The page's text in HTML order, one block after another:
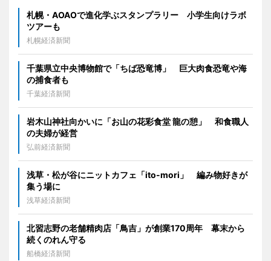
札幌・AOAOで進化学ぶスタンプラリー 小学生向けラボ
ツアーも
札幌経済新聞
千葉県立中央博物館で「ちば恐竜博」 巨大肉食恐竜や海
の捕食者も
千葉経済新聞
岩木山神社向かいに「お山の花彩食堂 龍の憩」 和食職人
の夫婦が経営
弘前経済新聞
浅草・松が谷にニットカフェ「ito-mori」 編み物好きが
集う場に
浅草経済新聞
北習志野の老舗精肉店「鳥吉」が創業170周年 幕末から
続くのれん守る
船橋経済新聞